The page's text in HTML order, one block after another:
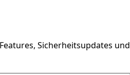
Sicherheitsupdates und